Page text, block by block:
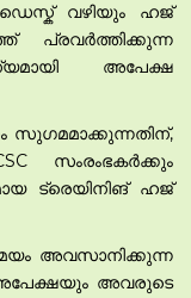
ഡെസ്ക് വഴിയും ഹജ്
പ്രവർത്തിക്കുന്ന
അപേക്ഷ
സംരംഭകർക്കും
ട്രെയിനിങ് ഹജ്
അവസാനിക്കുന്ന
അവരുടെ